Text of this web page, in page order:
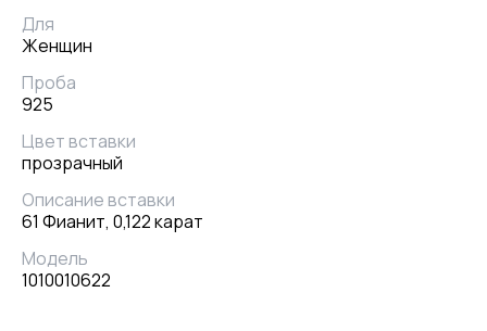
Для
Женщин
Проба
925
Цвет вставки
прозрачный
Описание вставки
61 Фианит, 0,122 карат
Модель
1010010622